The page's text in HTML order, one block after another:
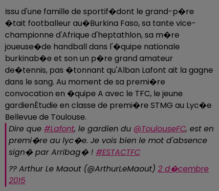
Issu d'une famille de sportif�dont le grand-p�re
�tait footballeur au�Burkina Faso, sa tante vice-
championne d'Afrique d'heptathlon, sa m�re
joueuse�de handball dans l'�quipe nationale
burkinab�e et son un p�re grand amateur
de�tennis, pas �tonnant qu'Alban Lafont ait la gagne
dans le sang. Au moment de sa premi�re
convocation en �quipe A avec le TFC, le jeune
gardienÈtudie en classe de premi�re STMG au Lyc�e
Bellevue de Toulouse.
Dire que #Lafont, le gardien du @ToulouseFC, est en
premi�re au lyc�e. Je vois bien le mot d'absence
sign� par Arribag� ! #ESTACTFC
?? Arthur Le Maout (@ArthurLeMaout) 2 d�cembre
2015